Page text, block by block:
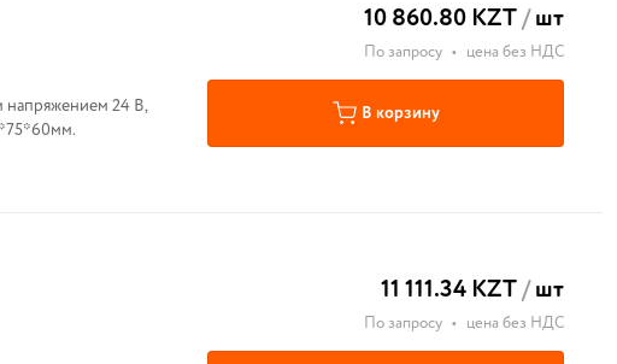
напряжением 24 В,
10 860.80 KZT/шт
По запросу • цена без НДС
В корзину
11 111.34 KZT/шт
По запросу • цена без НДС